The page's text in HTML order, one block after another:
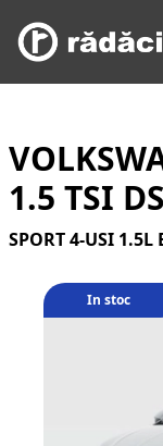
1.5 TSI
SPORT 4-USI 1.5L
In stoc